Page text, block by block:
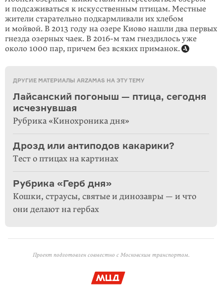
и подсаживаться к искусственным птицам. Местные
жители старатель­но подкармливали их хлебом
и мойвой. В 2013 году на озере Киово нашли два первых
гнезда озерных чаек. В 2016-м там гнездилось уже
около 1000 пар, причем без всяких приманок.
ДРУГИЕ МАТЕРИАЛЫ ARZAMAS НА ЭТУ ТЕМУ
Лайсанский погоныш — птица, сегодня
исчезнувшая
Рубрика «Кинохроника дня»
Дрозд или антиподов какарики?
Тест о птицах на картинах
Рубрика «Герб дня»
Кошки, страусы, святые и динозавры — и что
они делают на гербах
Проект подготовлен совместно с Московским транспортом.